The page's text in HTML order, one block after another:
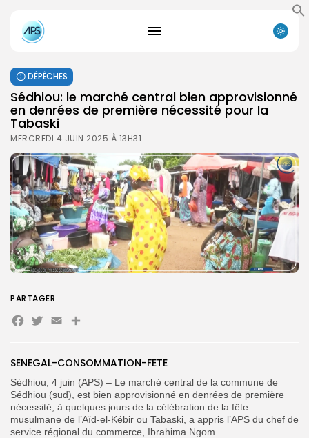
FR
DÉPÊCHES
Sédhiou: le marché central bien approvisionné
en denrées de première nécessité pour la
Tabaski
MERCREDI 4 JUIN 2025 À 13H31
SENEGAL-CONSOMMATION-FETE
Sédhiou, 4 juin (APS) – Le marché central de la commune de
Sédhiou (sud), est bien approvisionné en denrées de première
nécessité, à quelques jours de la célébration de la fête
musulmane de l’Aïd-el-Kébir ou Tabaski, a appris l’APS du chef de
service régional du commerce, Ibrahima Ngom.
PARTAGER
Facebook
Twitter
EmailPartager